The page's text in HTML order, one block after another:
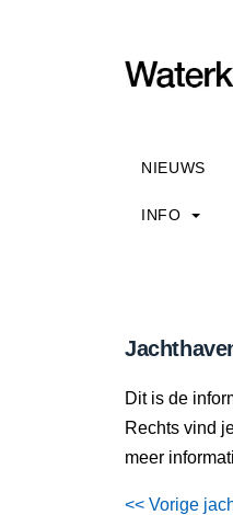
NIEUWS
INFO
Dit is de
Rechts vind
meer
<< Vorige